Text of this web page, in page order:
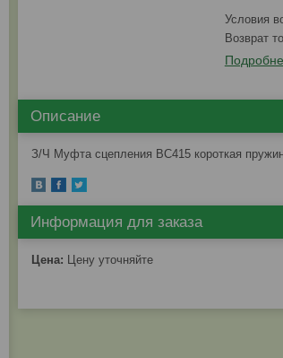
возврат
Описание
З/Ч Муфта сцепления BC415 короткая
Информация для заказа
Цена: Цену уточняйте